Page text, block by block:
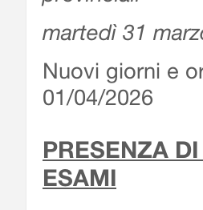
martedì 31
Nuovi giorni e
01/04/2026
PRESENZA
ESAMI